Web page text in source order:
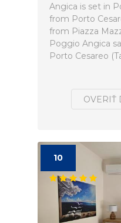
Angica is set in
from Porto
from Piazza
Poggio Angica
Porto Cesareo
OVERIŤ
10